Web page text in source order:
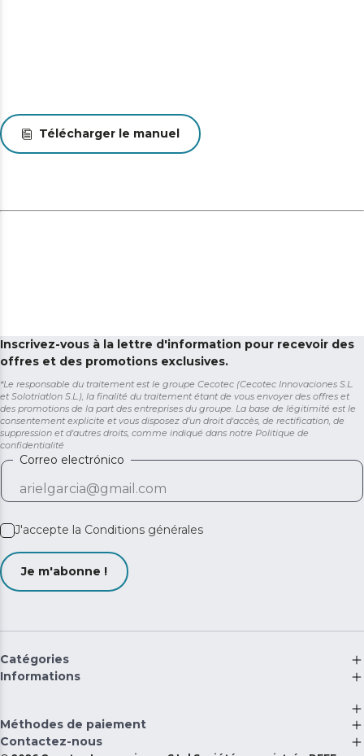
Télécharger le manuel
Inscrivez-vous à la lettre d'information pour recevoir des
offres et des promotions exclusives.
*Le responsable du traitement est le groupe Cecotec (Cecotec Innovaciones S.L.
et Solotriatlon S.L.), la finalité du traitement étant de vous envoyer des offres et
des promotions de la part des entreprises du groupe. La base de légitimité est le
consentement explicite et vous disposez d'un droit d'accès, de rectification, de
suppression et d'autres droits, comme indiqué dans notre Politique de
confidentialité
Correo electrónico
J'accepte la Conditions générales
Je m'abonne !
Catégories
Informations
Méthodes de paiement
Contactez-nous